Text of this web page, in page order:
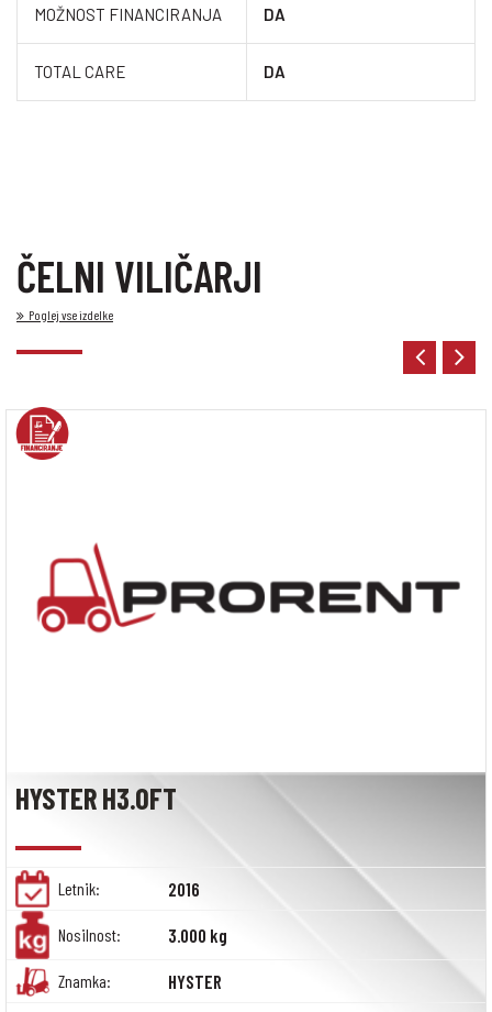
MOŽNOST FINANCIRANJA DA
TOTAL CARE DA
ČELNI VILIČARJI
Poglej vse izdelke
HYSTER H3.0FT
Letnik: 2016
Nosilnost: 3.000 kg
Znamka: HYSTER